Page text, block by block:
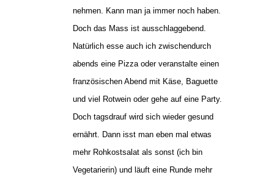
nehmen. Kann man ja immer noch haben.
Doch das Mass ist ausschlaggebend.
Natürlich esse auch ich zwischendurch
abends eine Pizza oder veranstalte einen
französischen Abend mit Käse, Baguette
und viel Rotwein oder gehe auf eine Party.
Doch tagsdrauf wird sich wieder gesund
ernährt. Dann isst man eben mal etwas
mehr Rohkostsalat als sonst (ich bin
Vegetarierin) und läuft eine Runde mehr